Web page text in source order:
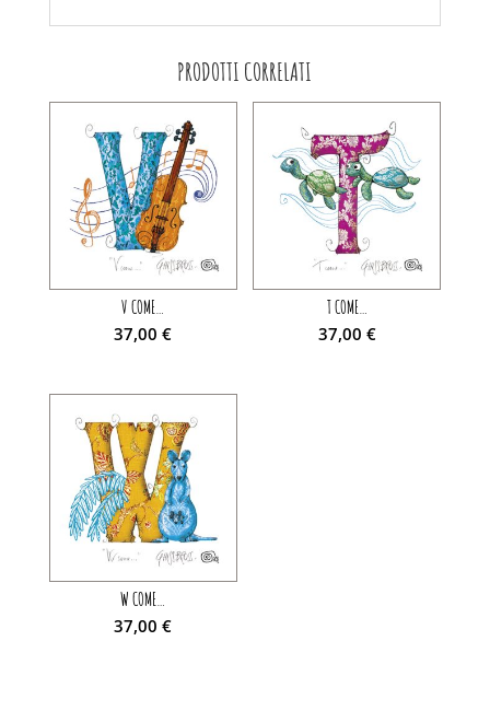
PRODOTTI CORRELATI
V COME…
37,00€
T COME…
37,00 €
W COME…
37,00€